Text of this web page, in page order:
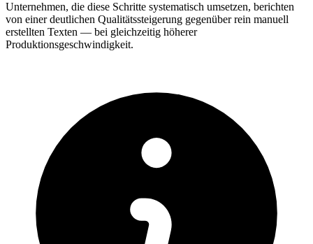
Unternehmen, die diese Schritte systematisch umsetzen, berichten
von einer deutlichen Qualitätssteigerung gegenüber rein manuell
erstellten Texten — bei gleichzeitig höherer
Produktionsgeschwindigkeit.